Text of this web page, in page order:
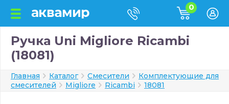
0
Ручка Uni Migliore Ricambi
(18081)
Главная Каталог Смесители
Комплектующие для
смесителей
Migliore Ricambi 18081